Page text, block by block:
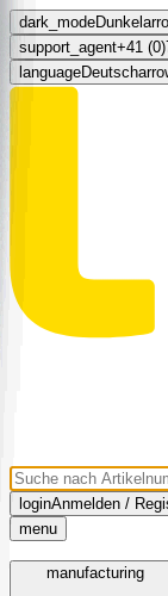
dark_modeDunkel
support_agent+41
languageDeutsch
loginAnmelden /
menu
Menümanufacturing